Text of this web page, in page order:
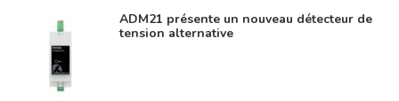
ADM21 présente un nouveau détecteur de
tension alternative